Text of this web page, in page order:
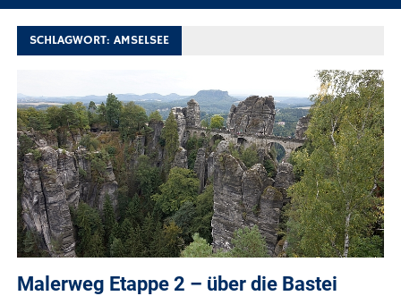
SCHLAGWORT:AMSELSEE
Malerweg Etappe 2 – über die Bastei